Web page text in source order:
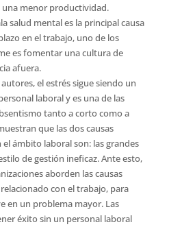
menor productividad.
salud mental es la principal causa
en el trabajo, uno de los
es fomentar una cultura de
afuera.
el estrés sigue siendo un
laboral y es una de las
tanto a corto como a
que las dos causas
el ámbito laboral son: las grandes
de gestión ineficaz. Ante esto,
aborden las causas
con el trabajo, para
en un problema mayor. Las
éxito sin un personal laboral